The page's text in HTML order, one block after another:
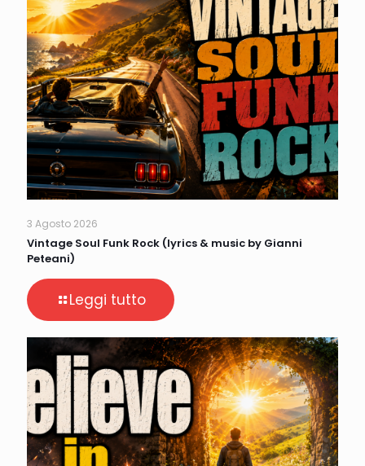
3 Agosto 2026
Vintage Soul Funk Rock (lyrics & music by Gianni
Peteani)
Leggi tutto